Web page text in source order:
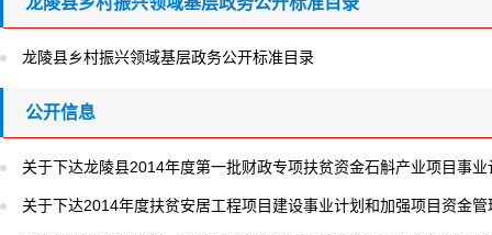
龙陵县乡村振兴领域基层政务公开标准目录
公开信息
关于下达龙陵县2014年度第一批财政专项扶贫资金石斛产业项目事
关于下达2014年度扶贫安居工程项目建设事业计划和加强项目资金管